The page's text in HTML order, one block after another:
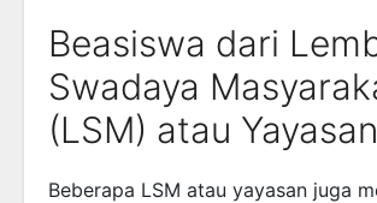
Beasiswa dari
Swadaya
(LSM) atau Yayasan
Beberapa LSM atau yayasan juga